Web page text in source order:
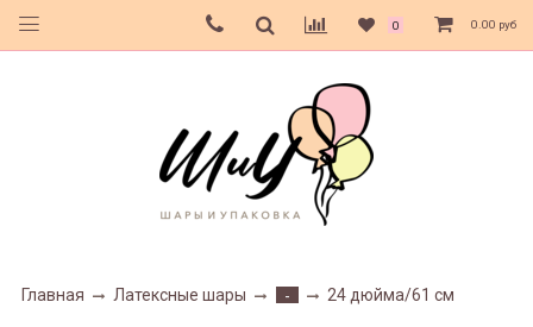
0 0.00 руб
Главная Латексные шары - 24 дюйма/61 см